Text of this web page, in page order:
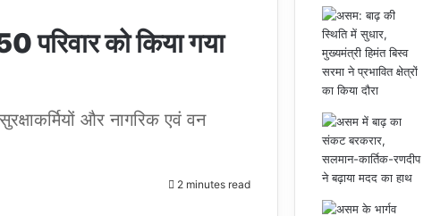
परिवार को किया गया
और नागरिक एवं वन
2 minutes read